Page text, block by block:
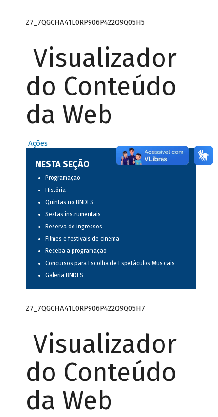
Z7_7QGCHA41L0RP906P422Q9Q05H5
Visualizador
do Conteúdo
da Web
Ações
NESTA SEÇÃO
Programação
História
Quintas no BNDES
Sextas instrumentais
Reserva de ingressos
Filmes e festivais de cinema
Receba a programação
Concursos para Escolha de Espetáculos Musicais
Galeria BNDES
Z7_7QGCHA41L0RP906P422Q9Q05H7
Visualizador
do Conteúdo
da Web